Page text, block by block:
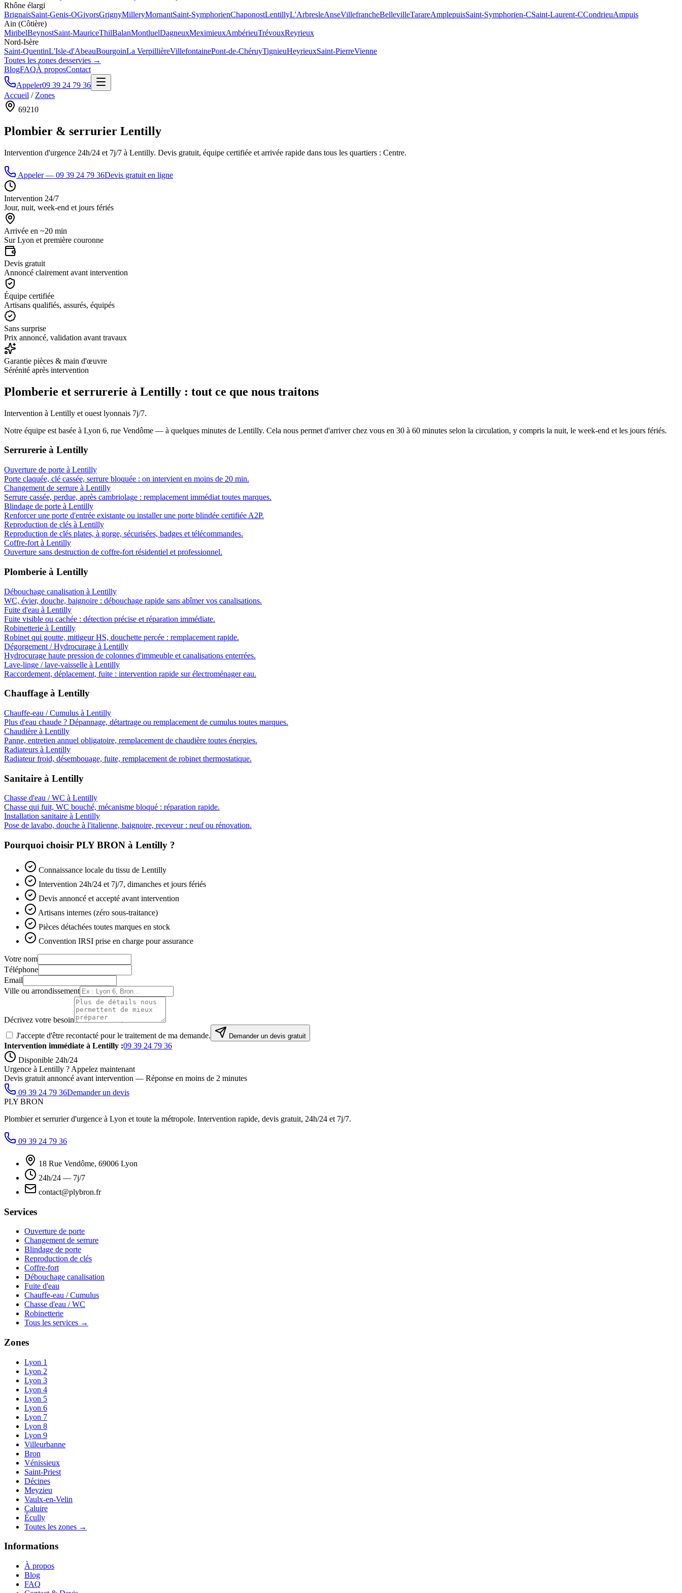
Rhône élargi
BrignaisSaint-Genis-OGivorsGrignyMilleryMornantSaint-SymphorienChaponostLentillyL'ArbresleAnseVillefrancheBellevilleTarareAmplepuisSaint-Symphorien-CSaint-Laurent-CCondrieuAmpuis
Ain (Côtière)
MiribelBeynostSaint-MauriceThilBalanMontluelDagneuxMeximieuxAmbérieuTrévouxReyrieux
Nord-Isère
Saint-QuentinL'Isle-d'AbeauBourgoinLa VerpillièreVillefontainePont-de-ChéruyTignieuHeyrieuxSaint-PierreVienne
Toutes les zones desservies →
BlogFAQÀ proposContact
Appeler09 39 24 79 36
Accueil / Zones
69210
Plombier & serrurier Lentilly
Intervention d'urgence 24h/24 et 7j/7 à Lentilly. Devis gratuit, équipe certifiée et arrivée rapide dans tous les quartiers : Centre.
Appeler — 09 39 24 79 36Devis gratuit en ligne
Intervention 24/7
Jour, nuit, week-end et jours fériés
Arrivée en ~20 min
Sur Lyon et première couronne
Devis gratuit
Annoncé clairement avant intervention
Équipe certifiée
Artisans qualifiés, assurés, équipés
Sans surprise
Prix annoncé, validation avant travaux
Garantie pièces & main d'œuvre
Sérénité après intervention
Plomberie et serrurerie à Lentilly : tout ce que nous traitons
Intervention à Lentilly et ouest lyonnais 7j/7.
Notre équipe est basée à Lyon 6, rue Vendôme — à quelques minutes de Lentilly. Cela nous permet d'arriver chez vous en 30 à 60 minutes selon la circulation, y compris la nuit, le week-end et les jours fériés.
Serrurerie à Lentilly
Ouverture de porte à Lentilly
Porte claquée, clé cassée, serrure bloquée : on intervient en moins de 20 min.
Changement de serrure à Lentilly
Serrure cassée, perdue, après cambriolage : remplacement immédiat toutes marques.
Blindage de porte à Lentilly
Renforcer une porte d'entrée existante ou installer une porte blindée certifiée A2P.
Reproduction de clés à Lentilly
Reproduction de clés plates, à gorge, sécurisées, badges et télécommandes.
Coffre-fort à Lentilly
Ouverture sans destruction de coffre-fort résidentiel et professionnel.
Plomberie à Lentilly
Débouchage canalisation à Lentilly
WC, évier, douche, baignoire : débouchage rapide sans abîmer vos canalisations.
Fuite d'eau à Lentilly
Fuite visible ou cachée : détection précise et réparation immédiate.
Robinetterie à Lentilly
Robinet qui goutte, mitigeur HS, douchette percée : remplacement rapide.
Dégorgement / Hydrocurage à Lentilly
Hydrocurage haute pression de colonnes d'immeuble et canalisations enterrées.
Lave-linge / lave-vaisselle à Lentilly
Raccordement, déplacement, fuite : intervention rapide sur électroménager eau.
Chauffage à Lentilly
Chauffe-eau / Cumulus à Lentilly
Plus d'eau chaude ? Dépannage, détartrage ou remplacement de cumulus toutes marques.
Chaudière à Lentilly
Panne, entretien annuel obligatoire, remplacement de chaudière toutes énergies.
Radiateurs à Lentilly
Radiateur froid, désembouage, fuite, remplacement de robinet thermostatique.
Sanitaire à Lentilly
Chasse d'eau / WC à Lentilly
Chasse qui fuit, WC bouché, mécanisme bloqué : réparation rapide.
Installation sanitaire à Lentilly
Pose de lavabo, douche à l'italienne, baignoire, receveur : neuf ou rénovation.
Pourquoi choisir PLY BRON à Lentilly ?
Connaissance locale du tissu de Lentilly
Intervention 24h/24 et 7j/7, dimanches et jours fériés
Devis annoncé et accepté avant intervention
Artisans internes (zéro sous-traitance)
Pièces détachées toutes marques en stock
Convention IRSI prise en charge pour assurance
Votre nom
Téléphone
Email
Ville ou arrondissement
Décrivez votre besoin
J'accepte d'être recontacté pour le traitement de ma demande.
Demander un devis gratuit
Intervention immédiate à Lentilly :09 39 24 79 36
Disponible 24h/24
Urgence à Lentilly ? Appelez maintenant
Devis gratuit annoncé avant intervention — Réponse en moins de 2 minutes
09 39 24 79 36Demander un devis
PLY BRON
Plombier et serrurier d'urgence à Lyon et toute la métropole. Intervention rapide, devis gratuit, 24h/24 et 7j/7.
09 39 24 79 36
18 Rue Vendôme, 69006 Lyon
24h/24 — 7j/7
contact@plybron.fr
Services
Ouverture de porte
Changement de serrure
Blindage de porte
Reproduction de clés
Coffre-fort
Débouchage canalisation
Fuite d'eau
Chauffe-eau / Cumulus
Chasse d'eau / WC
Robinetterie
Tous les services →
Zones
Lyon 1
Lyon 2
Lyon 3
Lyon 4
Lyon 5
Lyon 6
Lyon 7
Lyon 8
Lyon 9
Villeurbanne
Bron
Vénissieux
Saint-Priest
Décines
Meyzieu
Vaulx-en-Velin
Caluire
Écully
Toutes les zones →
Informations
À propos
Blog
FAQ